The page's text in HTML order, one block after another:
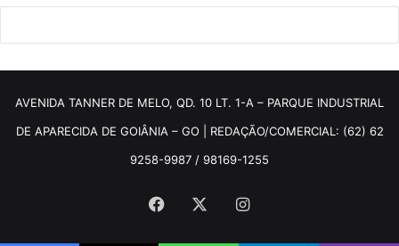
AVENIDA TANNER DE MELO, QD. 10 LT. 1-A – PARQUE INDUSTRIAL
DE APARECIDA DE GOIÂNIA – GO | REDAÇÃO/COMERCIAL: (62) 62
9258-9987 / 98169-1255
Facebook Instagram